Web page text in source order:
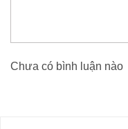
Chưa có bình luận nào